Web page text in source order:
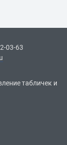
03-63
табличек и